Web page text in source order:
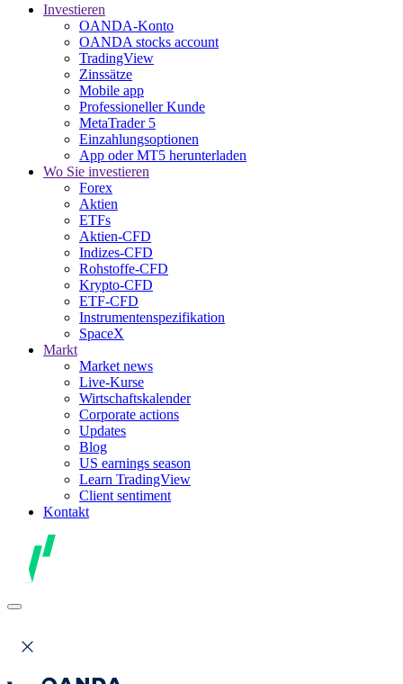
Investieren
OANDA-Konto
OANDA stocks account
TradingView
Zinssätze
Mobile app
Professioneller Kunde
MetaTrader 5
Einzahlungsoptionen
App oder MT5 herunterladen
Wo Sie investieren
Forex
Aktien
ETFs
Aktien-CFD
Indizes-CFD
Rohstoffe-CFD
Krypto-CFD
ETF-CFD
Instrumentenspezifikation
SpaceX
Markt
Market news
Live-Kurse
Wirtschaftskalender
Corporate actions
Updates
Blog
US earnings season
Learn TradingView
Client sentiment
Kontakt